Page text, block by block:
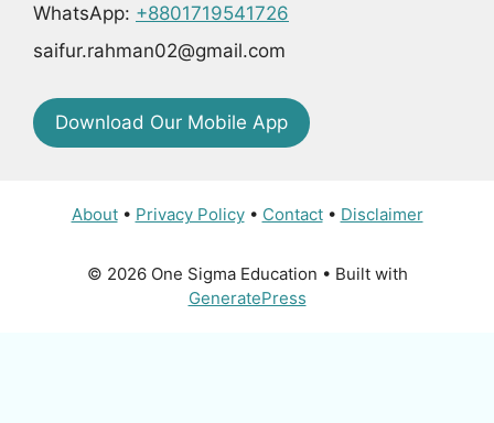
WhatsApp: +8801719541726
saifur.rahman02@gmail.com
Download Our Mobile App
About• Privacy Policy• Contact• Disclaimer
© 2026 One Sigma Education • Built with
GeneratePress